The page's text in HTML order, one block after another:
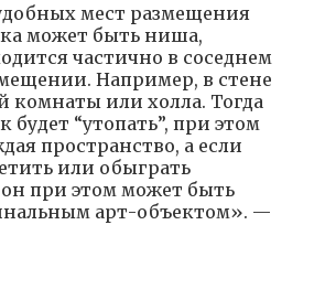
мест размещения
может быть ниша,
частично в соседнем
Например, в стене
комнаты или холла. Тогда
будет “утопать”, при этом
пространство, а если
или обыграть
при этом может быть
арт-объектом». —